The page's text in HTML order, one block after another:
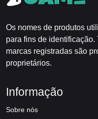
Os nomes de produtos
para fins de
marcas registradas são
proprietários.
Informação
Sobre nós